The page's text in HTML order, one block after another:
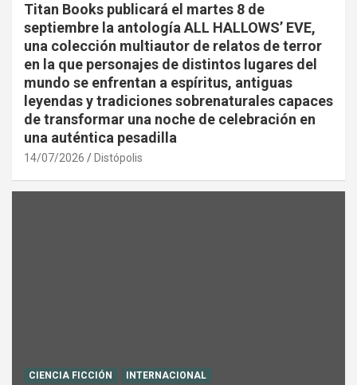
Titan Books publicará el martes 8 de
septiembre la antología ALL HALLOWS’ EVE,
una colección multiautor de relatos de terror
en la que personajes de distintos lugares del
mundo se enfrentan a espíritus, antiguas
leyendas y tradiciones sobrenaturales capaces
de transformar una noche de celebración en
una auténtica pesadilla
14/07/2026 Distópolis
CIENCIA FICCIÓN INTERNACIONAL